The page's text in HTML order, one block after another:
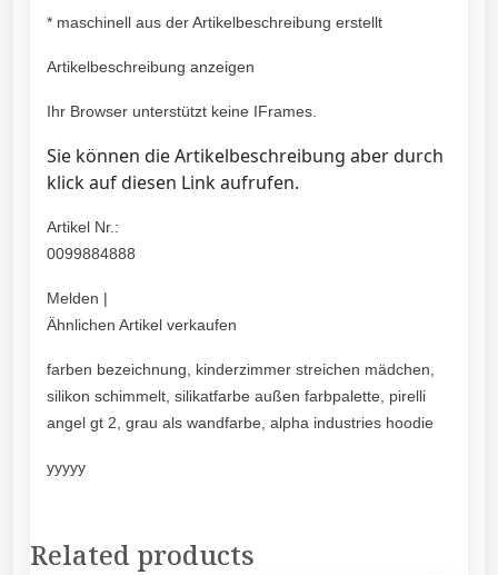
* maschinell aus der Artikelbeschreibung erstellt
Artikelbeschreibung anzeigen
Ihr Browser unterstützt keine IFrames.
Sie können die Artikelbeschreibung aber durch
klick auf diesen Link aufrufen.
Artikel Nr.:
0099884888
Melden |
Ähnlichen Artikel verkaufen
farben bezeichnung, kinderzimmer streichen mädchen,
silikon schimmelt, silikatfarbe außen farbpalette, pirelli
angel gt 2, grau als wandfarbe, alpha industries hoodie
yyyyy
Related products